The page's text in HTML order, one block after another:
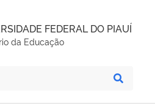
FEDERAL DO PIAUÍ
da Educação